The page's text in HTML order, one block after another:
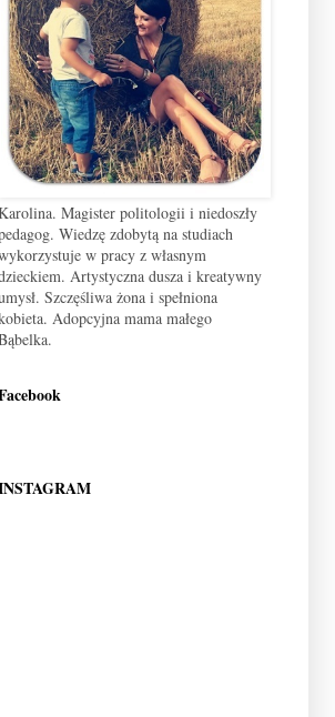
Magister politologii i niedoszły
Wiedzę zdobytą na studiach
w pracy z własnym
Artystyczna dusza i kreatywny
Szczęśliwa żona i spełniona
Adopcyjna mama małego